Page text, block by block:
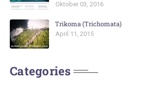
Oktober 03, 2016
Trikoma (Trichomata)
April 11, 2015
Categories